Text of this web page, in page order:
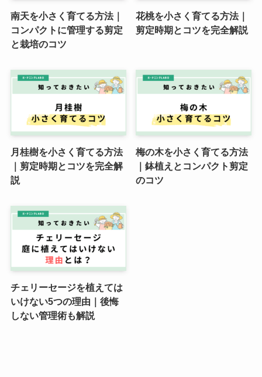
南天を小さく育てる方法｜
コンパクトに管理する剪定
と栽培のコツ
花桃を小さく育てる方法｜
剪定時期とコツを完全解説
月桂樹を小さく育てる方法
｜剪定時期とコツを完全解
説
梅の木を小さく育てる方法
｜鉢植えとコンパクト剪定
のコツ
チェリーセージを植えては
いけない5つの理由｜後悔
しない管理術も解説